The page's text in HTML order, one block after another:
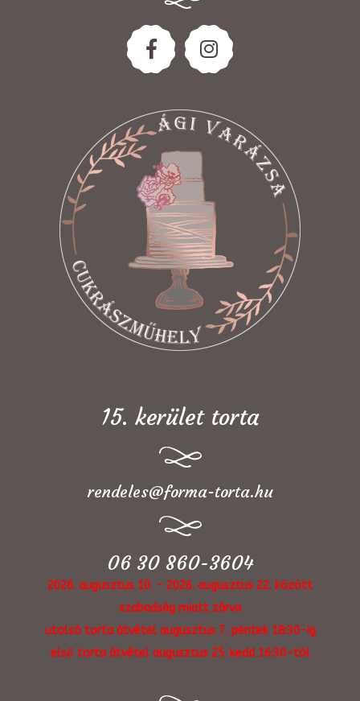
15. kerület torta
rendeles@forma-torta.hu
06 30 860-3604
2026. augusztus 10. - 2026. augusztus 22. között
szabadság miatt zárva
utolsó torta átvétel augusztus 7. péntek 18:30-ig
első torta átvétel augusztus 25. kedd 16:30-tól